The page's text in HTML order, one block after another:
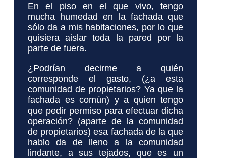
En el piso en el que vivo, tengo
mucha humedad en la fachada que
sólo da a mis habitaciones, por lo que
quisiera aislar toda la pared por la
parte de fuera.
¿Podrían decirme a quién
corresponde el gasto, (¿a esta
comunidad de propietarios? Ya que la
fachada es común) y a quien tengo
que pedir permiso para efectuar dicha
operación? (aparte de la comunidad
de propietarios) esa fachada de la que
hablo da de lleno a la comunidad
lindante, a sus tejados, que es un